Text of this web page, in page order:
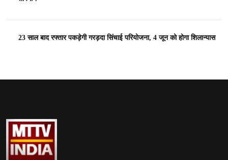
23 साल बाद रफ्तार पकड़ेगी गरड़दा सिंचाई परियोजना, 4 जून को होगा शिलान्यास